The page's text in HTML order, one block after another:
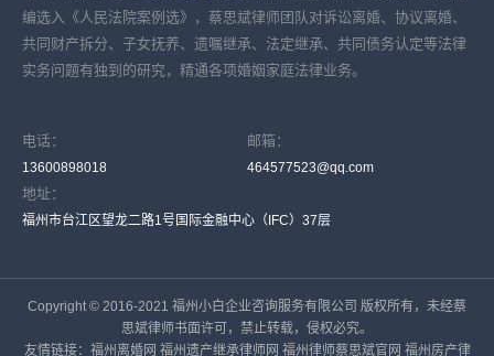
编选入《人民法院案例选》，蔡思斌律师团队对诉讼离婚、协议离婚、
共同财产拆分、子女抚养、遗嘱继承、法定继承、共同债务认定等法律
实务问题有独到的研究，精通各项婚姻家庭法律业务。
电话：
13600898018
邮箱：
464577523@qq.com
地址：
福州市台江区望龙二路1号国际金融中心（IFC）37层
Copyright © 2016-2021 福州小白企业咨询服务有限公司 版权所有，未经蔡
思斌律师书面许可，禁止转载，侵权必究。
友情链接： 福州离婚网 福州遗产继承律师网 福州律师蔡思斌官网 福州房产律